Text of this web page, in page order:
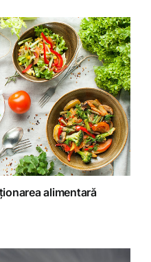
alimentară